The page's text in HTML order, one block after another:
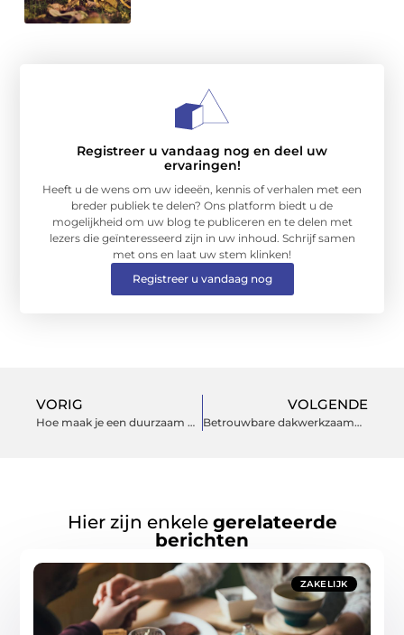
Registreer u vandaag nog en deel uw
ervaringen!
Heeft u de wens om uw ideeën, kennis of verhalen met een
breder publiek te delen? Ons platform biedt u de
mogelijkheid om uw blog te publiceren en te delen met
lezers die geïnteresseerd zijn in uw inhoud. Schrijf samen
met ons en laat uw stem klinken!
Registreer u vandaag nog
VORIG
Hoe maak je een duurzaam plan voor het ontruimen van een woning?
VOLGENDE
Betrouwbare dakwerkzaamheden met nieuwe dakbekleding
Hier zijn enkele gerelateerde
berichten
ZAKELIJK